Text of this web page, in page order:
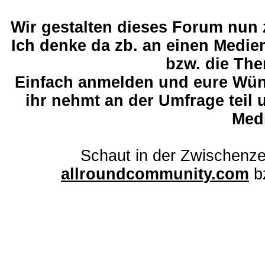
Wir gestalten dieses Forum
Ich denke da zb. an einen
bzw. die
Einfach anmelden und eure
ihr nehmt an der Umfrage teil
Schaut in der
allroundcommunity.com